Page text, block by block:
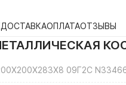
ДОСТАВКАОПЛАТАОТЗЫВЫ
09Г2С